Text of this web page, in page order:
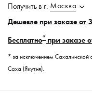
Получить в г. Москва
Дешевле при заказе от
Бесплатно* при заказе
* за исключением Сахалинской
Саха (Якутия).